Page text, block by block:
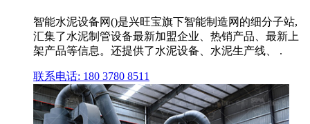
智能水泥设备网()是兴旺宝旗下智能制造网的细分子站,
汇集了水泥制管设备最新加盟企业、热销产品、最新上
架产品等信息。还提供了水泥设备、水泥生产线、 .
联系电话: 180 3780 8511